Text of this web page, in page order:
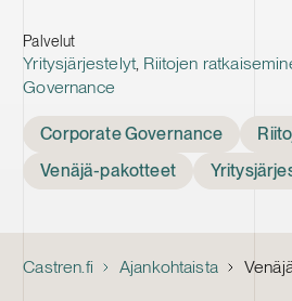
Palvelut
Yritysjärjestelyt, Riitojen
Governance
Corporate Governance
Venäjä-pakotteet
Castren.fi Ajankohtaista